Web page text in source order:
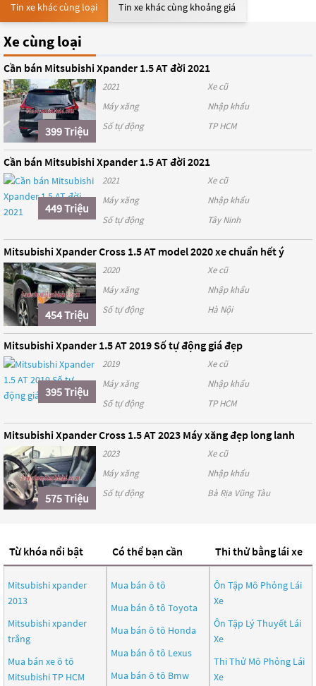
Tin xe khác cùng loại Tin xe khác cùng khoảng giá
Xe cùng loại
Cần bán Mitsubishi Xpander 1.5 AT đời 2021
399 Triệu
2021
Xe cũ
Máy xăng
Nhập khẩu
Số tự động
TP HCM
Cần bán Mitsubishi Xpander 1.5 AT đời 2021
449 Triệu
2021
Xe cũ
Máy xăng
Nhập khẩu
Số tự động
Tây Ninh
Mitsubishi Xpander Cross 1.5 AT model 2020 xe chuẩn hết ý
454 Triệu
2020
Xe cũ
Máy xăng
Nhập khẩu
Số tự động
Hà Nội
Mitsubishi Xpander 1.5 AT 2019 Số tự động giá đẹp
395 Triệu
2019
Xe cũ
Máy xăng
Nhập khẩu
Số tự động
TP HCM
Mitsubishi Xpander Cross 1.5 AT 2023 Máy xăng đẹp long lanh
575 Triệu
2023
Xe cũ
Máy xăng
Nhập khẩu
Số tự động
Bà Rịa Vũng Tàu
Từ khóa nổi bật
Mitsubishi xpander
2013
Mitsubishi xpander
trắng
Mua bán xe ô tô
Mitsubishi TP HCM
Có thể bạn cần
Mua bán ô tô
Mua bán ô tô Toyota
Mua bán ô tô Honda
Mua bán ô tô Lexus
Mua bán ô tô Bmw
Thi thử bằng lái xe
Ôn Tập Mô Phỏng Lái
Xe
Ôn Tập Lý Thuyết Lái
Xe
Thi Thử Mô Phỏng Lái
Xe